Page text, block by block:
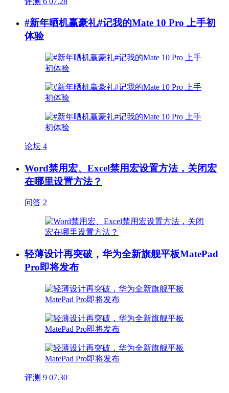
#新年晒机赢豪礼#记我的Mate 10 Pro 上手初
体验
论坛 4
Word禁用宏、Excel禁用宏设置方法，关闭宏
在哪里设置方法？
问答 2
轻薄设计再突破，华为全新旗舰平板MatePad
Pro即将发布
评测 9 07.30